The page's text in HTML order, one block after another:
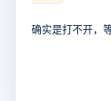
确实是打不开，